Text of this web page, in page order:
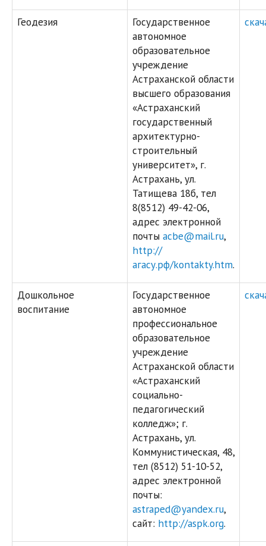
Геодезия
Государственное
автономное
образовательное
учреждение
Астраханской области
высшего образования
«Астраханский
государственный
архитектурно-
строительный
университет», г.
Астрахань, ул.
Татищева 18б, тел
8(8512) 49-42-06,
адрес электронной
почты acbe@mail.ru,
http://
агасу.рф/kontakty.htm.
Дошкольное
воспитание
Государственное
автономное
профессиональное
образовательное
учреждение
Астраханской области
«Астраханский
социально-
педагогический
колледж»; г.
Астрахань, ул.
Коммунистическая, 48,
тел (8512) 51-10-52,
адрес электронной
почты:
astraped@yandex.ru,
сайт: http://aspk.org.